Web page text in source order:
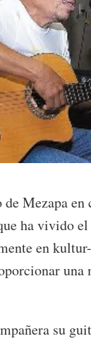
Mezapa en
ha vivido
en
una
su